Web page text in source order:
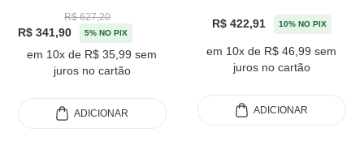
R$ 627,20
R$ 341,90 5% NO PIX
em 10x de R$ 35,99 sem
juros no cartão
ADICIONAR
R$ 422,91 10% NO PIX
em 10x de R$ 46,99 sem
juros no cartão
ADICIONAR